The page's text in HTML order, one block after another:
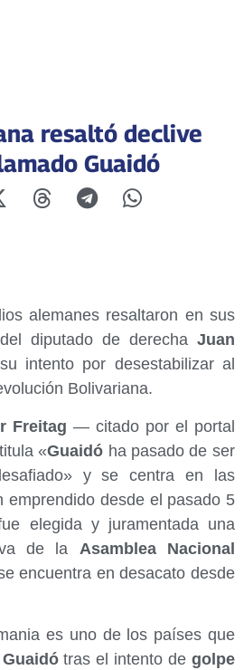
resaltó declive
Guaidó
alemanes resaltaron en sus
diputado de derecha Juan
intento por desestabilizar al
Bolivariana.
Freitag — citado por el portal
«Guaidó ha pasado de ser
y se centra en las
emprendido desde el pasado 5
elegida y juramentada una
de la Asamblea Nacional
encuentra en desacato desde
es uno de los países que
Guaidótras el intento de golpe